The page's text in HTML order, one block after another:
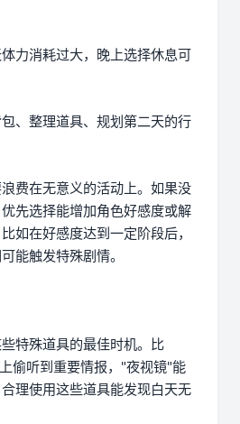
力消耗过大，晚上选择休息可
、整理道具、规划第二天的行
费在无意义的活动上。如果没
先选择能增加角色好感度或解
如在好感度达到一定阶段后，
能触发特殊剧情。
特殊道具的最佳时机。比
偷听到重要情报，"夜视镜"能
理使用这些道具能发现白天无